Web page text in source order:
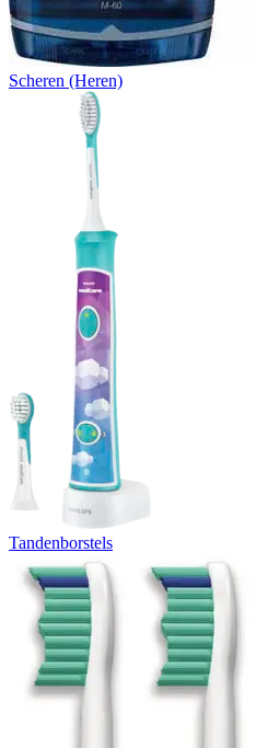
Scheren (Heren)
Tandenborstels